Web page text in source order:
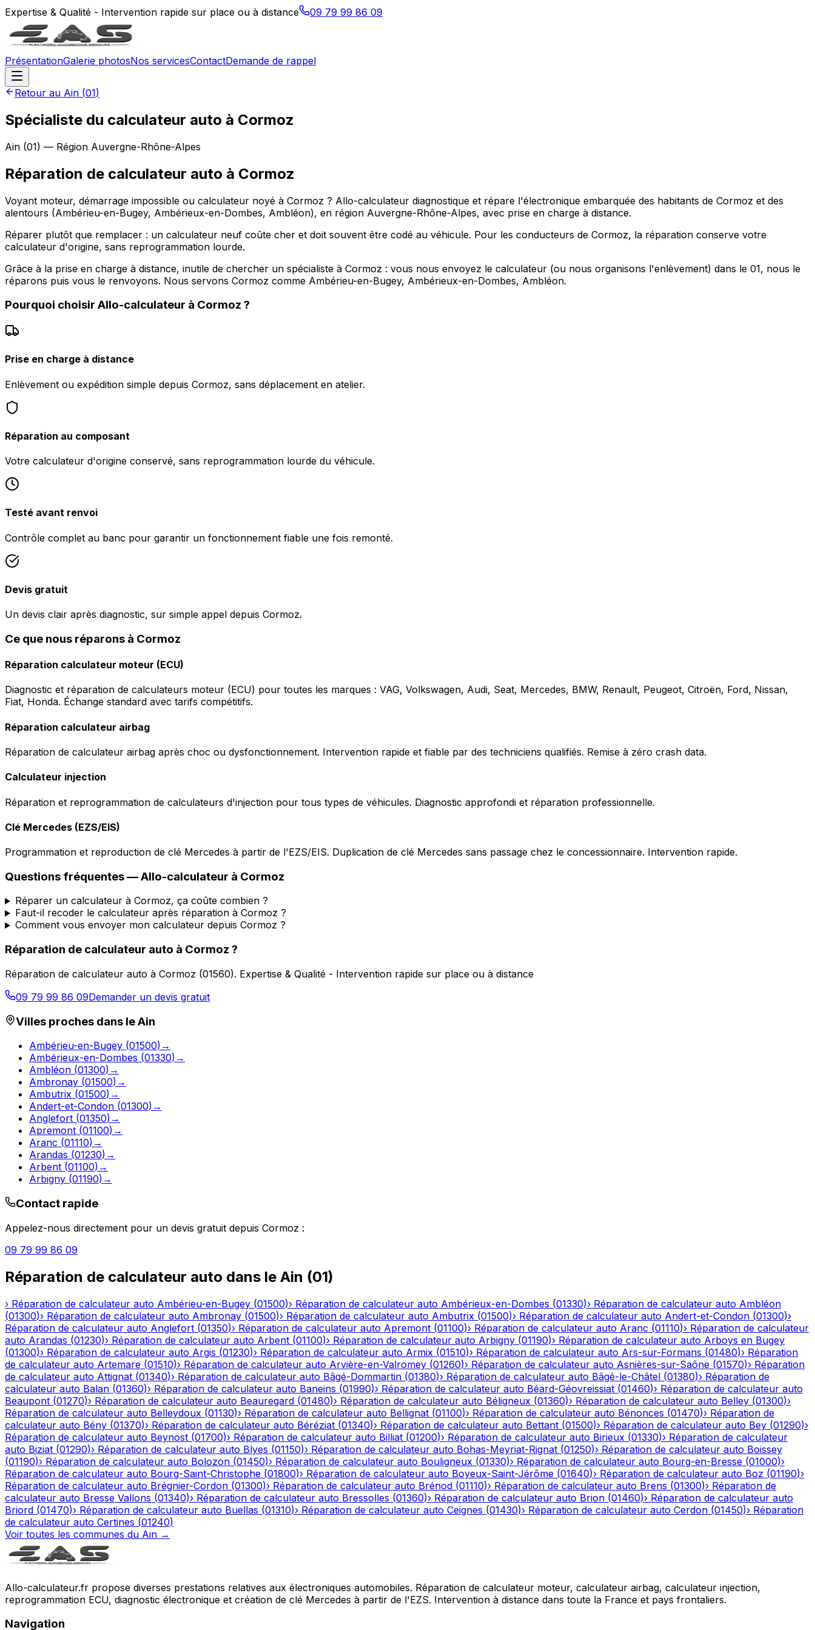
Expertise & Qualité - Intervention rapide sur place ou à distance 09 79 99 86 09
PrésentationGalerie photosNos servicesContactDemande de rappel
Retour au Ain (01)
Spécialiste du calculateur auto à Cormoz
Ain (01) — Région Auvergne-Rhône-Alpes
Réparation de calculateur auto à Cormoz
Voyant moteur, démarrage impossible ou calculateur noyé à Cormoz ? Allo-calculateur diagnostique et répare l'électronique embarquée des habitants de Cormoz et des
alentours (Ambérieu-en-Bugey, Ambérieux-en-Dombes, Ambléon), en région Auvergne-Rhône-Alpes, avec prise en charge à distance.
Réparer plutôt que remplacer : un calculateur neuf coûte cher et doit souvent être codé au véhicule. Pour les conducteurs de Cormoz, la réparation conserve votre
calculateur d'origine, sans reprogrammation lourde.
Grâce à la prise en charge à distance, inutile de chercher un spécialiste à Cormoz : vous nous envoyez le calculateur (ou nous organisons l'enlèvement) dans le 01, nous le
réparons puis vous le renvoyons. Nous servons Cormoz comme Ambérieu-en-Bugey, Ambérieux-en-Dombes, Ambléon.
Pourquoi choisir Allo-calculateur à Cormoz ?
Prise en charge à distance
Enlèvement ou expédition simple depuis Cormoz, sans déplacement en atelier.
Réparation au composant
Votre calculateur d'origine conservé, sans reprogrammation lourde du véhicule.
Testé avant renvoi
Contrôle complet au banc pour garantir un fonctionnement fiable une fois remonté.
Devis gratuit
Un devis clair après diagnostic, sur simple appel depuis Cormoz.
Ce que nous réparons à Cormoz
Réparation calculateur moteur (ECU)
Diagnostic et réparation de calculateurs moteur (ECU) pour toutes les marques : VAG, Volkswagen, Audi, Seat, Mercedes, BMW, Renault, Peugeot, Citroën, Ford, Nissan,
Fiat, Honda. Échange standard avec tarifs compétitifs.
Réparation calculateur airbag
Réparation de calculateur airbag après choc ou dysfonctionnement. Intervention rapide et fiable par des techniciens qualifiés. Remise à zéro crash data.
Calculateur injection
Réparation et reprogrammation de calculateurs d'injection pour tous types de véhicules. Diagnostic approfondi et réparation professionnelle.
Clé Mercedes (EZS/EIS)
Programmation et reproduction de clé Mercedes à partir de l'EZS/EIS. Duplication de clé Mercedes sans passage chez le concessionnaire. Intervention rapide.
Questions fréquentes —Allo-calculateur à Cormoz
Réparer un calculateur à Cormoz, ça coûte combien ?
Faut-il recoder le calculateur après réparation à Cormoz ?
Comment vous envoyer mon calculateur depuis Cormoz ?
Réparation de calculateur auto à Cormoz ?
Réparation de calculateur auto à Cormoz (01560). Expertise & Qualité - Intervention rapide sur place ou à distance
09 79 99 86 09Demander un devis gratuit
Villes proches dans leAin
Ambérieu-en-Bugey (01500) →
Ambérieux-en-Dombes (01330) →
Ambléon (01300) →
Ambronay (01500) →
Ambutrix (01500) →
Andert-et-Condon (01300) →
Anglefort (01350) →
Apremont (01100) →
Aranc (01110) →
Arandas (01230) →
Arbent (01100) →
Arbigny (01190) →
Contact rapide
Appelez-nous directement pour un devis gratuit depuis Cormoz :
09 79 99 86 09
Réparation de calculateur auto dans le Ain (01)
› Réparation de calculateur auto Ambérieu-en-Bugey (01500)› Réparation de calculateur auto Ambérieux-en-Dombes (01330)› Réparation de calculateur auto Ambléon
(01300)› Réparation de calculateur auto Ambronay (01500)› Réparation de calculateur auto Ambutrix (01500)› Réparation de calculateur auto Andert-et-Condon (01300)›
Réparation de calculateur auto Anglefort (01350)› Réparation de calculateur auto Apremont (01100)› Réparation de calculateur auto Aranc (01110)› Réparation de calculateur
auto Arandas (01230)› Réparation de calculateur auto Arbent (01100)› Réparation de calculateur auto Arbigny (01190)› Réparation de calculateur auto Arboys en Bugey
(01300)› Réparation de calculateur auto Argis (01230)› Réparation de calculateur auto Armix (01510)› Réparation de calculateur auto Ars-sur-Formans (01480)› Réparation
de calculateur auto Artemare (01510)› Réparation de calculateur auto Arvière-en-Valromey (01260)› Réparation de calculateur auto Asnières-sur-Saône (01570)› Réparation
de calculateur auto Attignat (01340)› Réparation de calculateur auto Bâgé-Dommartin (01380)› Réparation de calculateur auto Bâgé-le-Châtel (01380)› Réparation de
calculateur auto Balan (01360)› Réparation de calculateur auto Baneins (01990)› Réparation de calculateur auto Béard-Géovreissiat (01460)› Réparation de calculateur auto
Beaupont (01270)› Réparation de calculateur auto Beauregard (01480)› Réparation de calculateur auto Béligneux (01360)› Réparation de calculateur auto Belley (01300)›
Réparation de calculateur auto Belleydoux (01130)› Réparation de calculateur auto Bellignat (01100)› Réparation de calculateur auto Bénonces (01470)› Réparation de
calculateur auto Bény (01370)› Réparation de calculateur auto Béréziat (01340)› Réparation de calculateur auto Bettant (01500)› Réparation de calculateur auto Bey (01290)›
Réparation de calculateur auto Beynost (01700)› Réparation de calculateur auto Billiat (01200)› Réparation de calculateur auto Birieux (01330)› Réparation de calculateur
auto Biziat (01290)› Réparation de calculateur auto Blyes (01150)› Réparation de calculateur auto Bohas-Meyriat-Rignat (01250)› Réparation de calculateur auto Boissey
(01190)› Réparation de calculateur auto Bolozon (01450)› Réparation de calculateur auto Bouligneux (01330)› Réparation de calculateur auto Bourg-en-Bresse (01000)›
Réparation de calculateur auto Bourg-Saint-Christophe (01800)› Réparation de calculateur auto Boyeux-Saint-Jérôme (01640)› Réparation de calculateur auto Boz (01190)›
Réparation de calculateur auto Brégnier-Cordon (01300)› Réparation de calculateur auto Brénod (01110)› Réparation de calculateur auto Brens (01300)› Réparation de
calculateur auto Bresse Vallons (01340)› Réparation de calculateur auto Bressolles (01360)› Réparation de calculateur auto Brion (01460)› Réparation de calculateur auto
Briord (01470)› Réparation de calculateur auto Buellas (01310)› Réparation de calculateur auto Ceignes (01430)› Réparation de calculateur auto Cerdon (01450)› Réparation
de calculateur auto Certines (01240)
Voir toutes les communes du Ain →
Allo-calculateur.fr propose diverses prestations relatives aux électroniques automobiles. Réparation de calculateur moteur, calculateur airbag, calculateur injection,
reprogrammation ECU, diagnostic électronique et création de clé Mercedes à partir de l'EZS. Intervention à distance dans toute la France et pays frontaliers.
Navigation